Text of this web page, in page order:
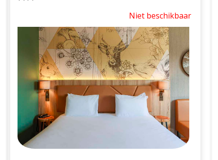
Niet beschikbaar